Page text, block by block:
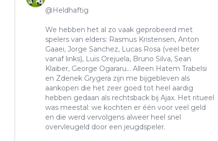
@Heldhaftig
We hebben het al zo vaak geprobeerd met
spelers van elders: Rasmus Kristensen, Anton
Gaaei, Jorge Sanchez, Lucas Rosa (veel beter
vanaf links), Luis Orejuela, Bruno Silva, Sean
Klaiber, George Ogararu... Alleen Hatem Trabelsi
en Zdenek Grygera zijn me bijgebleven als
aankopen die het zeer goed tot heel aardig
hebben gedaan als rechtsback bij Ajax. Het ritueel
was meestal: we kochten er één voor veel geld
en die werd vervolgens alweer heel snel
overvleugeld door een jeugdspeler.